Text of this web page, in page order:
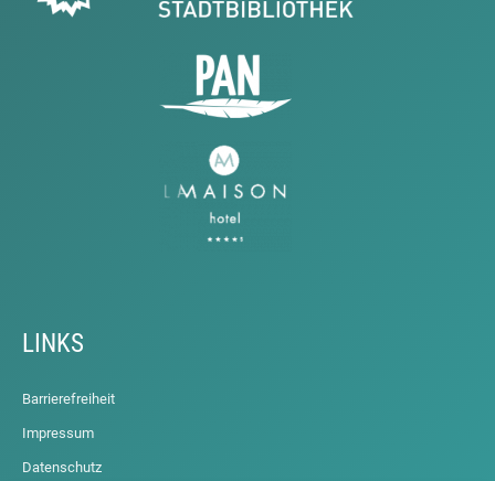
LINKS
Barrierefreiheit
Impressum
Datenschutz